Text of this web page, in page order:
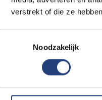
verstrekt of die ze
Noodzakelijk
meer examenperiodes), of
Wat